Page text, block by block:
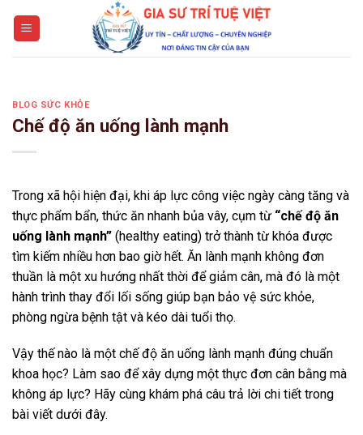
BLOG SỨC KHỎE
Chế độ ăn uống lành mạnh
Trong xã hội hiện đại, khi áp lực công việc ngày càng tăng và
thực phẩm bẩn, thức ăn nhanh bủa vây, cụm từ “chế độ ăn
uống lành mạnh” (healthy eating) trở thành từ khóa được
tìm kiếm nhiều hơn bao giờ hết. Ăn lành mạnh không đơn
thuần là một xu hướng nhất thời để giảm cân, mà đó là một
hành trình thay đổi lối sống giúp bạn bảo vệ sức khỏe,
phòng ngừa bệnh tật và kéo dài tuổi thọ.
Vậy thế nào là một chế độ ăn uống lành mạnh đúng chuẩn
khoa học? Làm sao để xây dựng một thực đơn cân bằng mà
không áp lực? Hãy cùng khám phá câu trả lời chi tiết trong
bài viết dưới đây.